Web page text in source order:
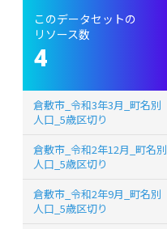
このデータセットの
リソース数
4
倉敷市_令和3年3月_町名別
人口_5歳区切り
倉敷市_令和2年12月_町名別
人口_5歳区切り
倉敷市_令和2年9月_町名別
人口_5歳区切り